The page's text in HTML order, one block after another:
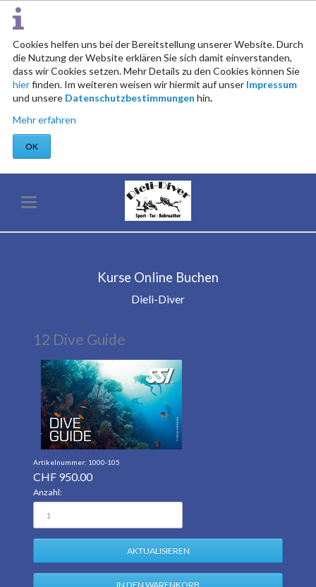
Cookies helfen uns bei der Bereitstellung unserer Website. Durch
die Nutzung der Website erklären Sie sich damit einverstanden,
dass wir Cookies setzen. Mehr Details zu den Cookies können Sie
hierfinden. Im weiteren weisen wir hiermit auf unser Impressum
und unsere Datenschutzbestimmungen hin.
Mehr erfahren
OK
Kurse Online Buchen
Dieli-Diver
12 Dive Guide
1000-105
CHF 950.00
Anzahl: